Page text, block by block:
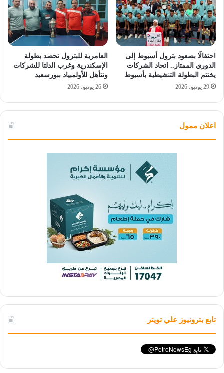
احتفالًا بصعود بترول أسيوط إلى
الدوري الممتاز.. اتحاد الشركات
يختتم البطولة التنشيطية بأسيوط
29 يونيو، 2026
العامرية للبترول تحصد بطولة
الإسكندرية وغرب الدلتا للشركات
وتتأهل للأولمبياد ببورسعيد
26 يونيو، 2026
اعلان ممول
تابع بترونيوز علي تويتر